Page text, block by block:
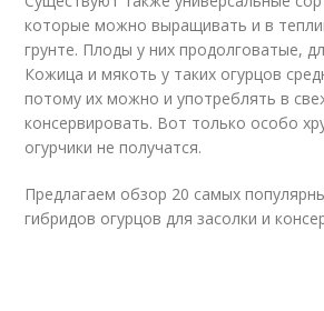
которые можно выращивать и в
грунте. Плоды у них продолговатые,
Кожица и мякоть у таких огурцов
потому их можно и употреблять в
консервировать. Вот только особо
огурчики не получатся.
Предлагаем обзор 20 самых
гибридов огурцов для засолки и